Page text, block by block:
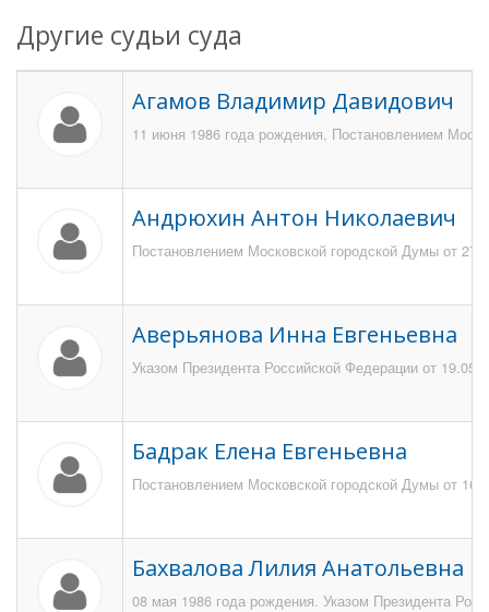
Другие судьи суда
Агамов Владимир Давидович
11 июня 1986 года рождения, Постановлением
Андрюхин Антон Николаевич
Постановлением Московской городской Думы от 27
Аверьянова Инна Евгеньевна
Указом Президента Российской Федерации от
Бадрак Елена Евгеньевна
Постановлением Московской городской Думы от 16
Бахвалова Лилия Анатольевна
08 мая 1986 года рождения. Указом Президента